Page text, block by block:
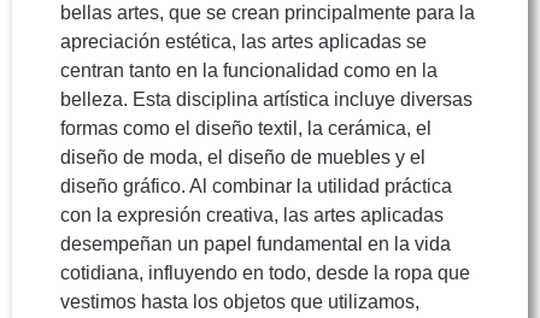
bellas artes, que se crean principalmente para la
apreciación estética, las artes aplicadas se
centran tanto en la funcionalidad como en la
belleza. Esta disciplina artística incluye diversas
formas como el diseño textil, la cerámica, el
diseño de moda, el diseño de muebles y el
diseño gráfico. Al combinar la utilidad práctica
con la expresión creativa, las artes aplicadas
desempeñan un papel fundamental en la vida
cotidiana, influyendo en todo, desde la ropa que
vestimos hasta los objetos que utilizamos,